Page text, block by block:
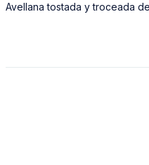
Avellana tostada y troceada